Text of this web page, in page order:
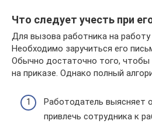
Что следует учесть при
Для вызова работника на
Необходимо заручиться его
Обычно достаточно того, чтобы
на приказе. Однако полный
Работодатель выясняет
привлечь сотрудника к